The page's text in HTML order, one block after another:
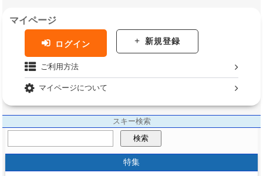
マイページ
ログイン 新規登録
ご利用方法
マイページについて
スキー検索
検索
特集